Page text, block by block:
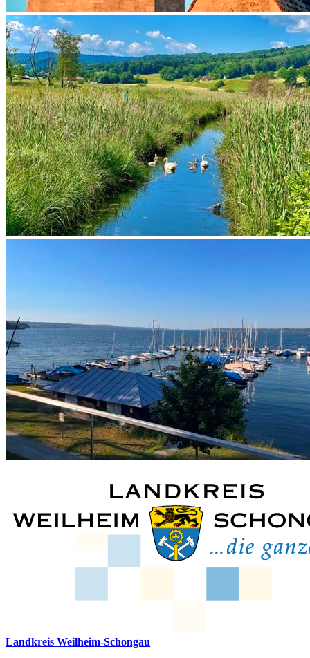
Landkreis Weilheim-Schongau